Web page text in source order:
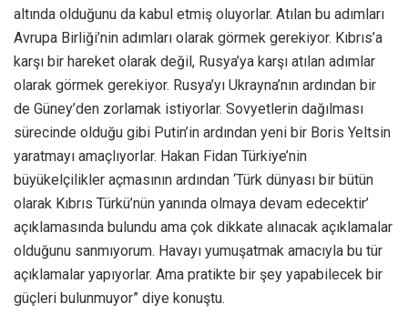
altında olduğunu da kabul etmiş oluyorlar. Atılan bu adımları
Avrupa Birliği’nin adımları olarak görmek gerekiyor. Kıbrıs’a
karşı bir hareket olarak değil, Rusya’ya karşı atılan adımlar
olarak görmek gerekiyor. Rusya’yı Ukrayna’nın ardından bir
de Güney’den zorlamak istiyorlar. Sovyetlerin dağılması
sürecinde olduğu gibi Putin’in ardından yeni bir Boris Yeltsin
yaratmayı amaçlıyorlar. Hakan Fidan Türkiye’nin
büyükelçilikler açmasının ardından ‘Türk dünyası bir bütün
olarak Kıbrıs Türkü’nün yanında olmaya devam edecektir’
açıklamasında bulundu ama çok dikkate alınacak açıklamalar
olduğunu sanmıyorum. Havayı yumuşatmak amacıyla bu tür
açıklamalar yapıyorlar. Ama pratikte bir şey yapabilecek bir
güçleri bulunmuyor” diye konuştu.